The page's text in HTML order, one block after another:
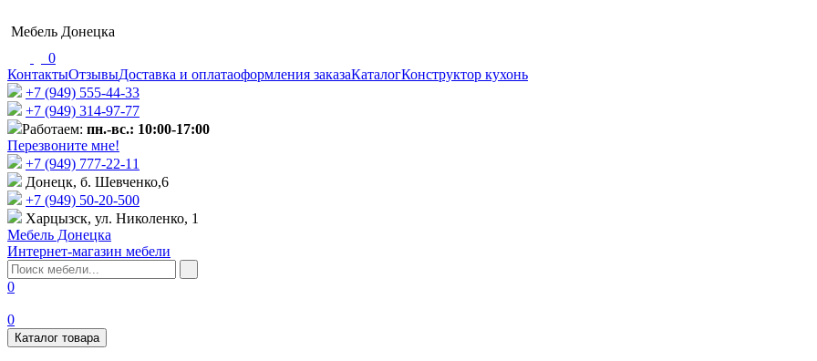
Мебель Донецка
0
КонтактыОтзывыДоставка и оплатаоформления заказаКаталогКонструктор кухонь
+7 (949) 555-44-33
+7 (949) 314-97-77
Работаем: пн.-вс.: 10:00-17:00
Перезвоните мне!
+7 (‎949) 777-22-11
Донецк, б. Шевченко,6
+7 (949) 50-20-500
Харцызск, ул. Николенко, 1
Мебель Донецка
Интернет-магазин мебели
0
0
Каталог товара